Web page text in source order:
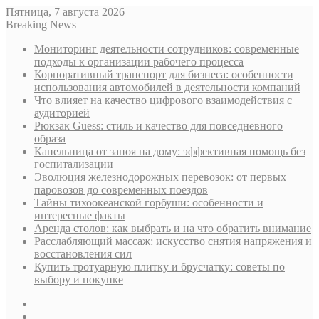
Пятница, 7 августа 2026
Breaking News
Мониторинг деятельности сотрудников: современные
подходы к организации рабочего процесса
Корпоративный транспорт для бизнеса: особенности
использования автомобилей в деятельности компаний
Что влияет на качество цифрового взаимодействия с
аудиторией
Рюкзак Guess: стиль и качество для повседневного
образа
Капельница от запоя на дому: эффективная помощь без
госпитализации
Эволюция железнодорожных перевозок: от первых
паровозов до современных поездов
Тайны тихоокеанской горбуши: особенности и
интересные факты
Аренда столов: как выбрать и на что обратить внимание
Расслабляющий массаж: искусство снятия напряжения и
восстановления сил
Купить тротуарную плитку и брусчатку: советы по
выбору и покупке